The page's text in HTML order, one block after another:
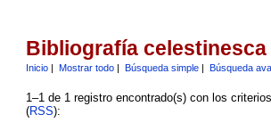
Bibliografía celestinesca
Inicio| Mostrar todo| Búsqueda simple| Búsqueda
1–1 de 1 registro encontrado(s) con los
(RSS):